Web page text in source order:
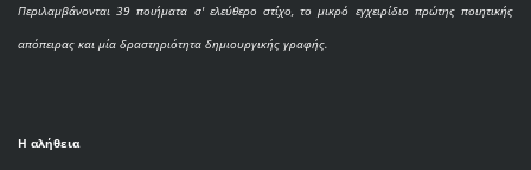
Περιλαμβάνονται 39 ποιήματα σ' ελεύθερο στίχο, το μικρό εγχειρίδιο πρώτης ποιητικής
απόπειρας και μία δραστηριότητα δημιουργικής γραφής.
Η αλήθεια